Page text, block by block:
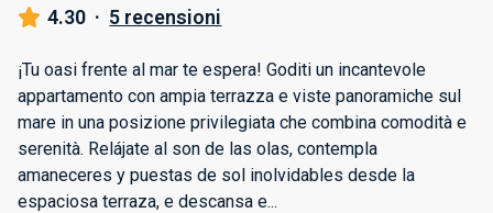
4.30 · 5 recensioni
¡Tu oasi frente al mar te espera! Goditi un incantevole
appartamento con ampia terrazza e viste panoramiche sul
mare in una posizione privilegiata che combina comodità e
serenità. Relájate al son de las olas, contempla
amaneceres y puestas de sol inolvidables desde la
espaciosa terraza, e descansa e...